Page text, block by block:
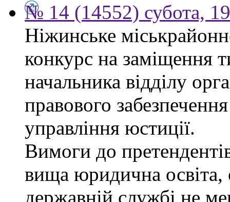
№ 14 (14552) субота,
Ніжинське
конкурс на заміщення
начальника відділу
правового
управління юстиції.
Вимоги до
вища юридична
державній службі не